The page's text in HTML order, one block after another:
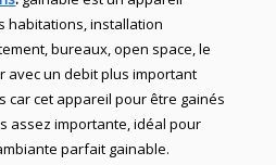
habitations, installation
bureaux,open space, le
avec un debit plus important
car cet appareil pour être gainés
assez importante, idéal pour
parfait gainable.